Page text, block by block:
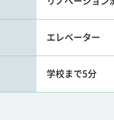
エレベーター
学校まで5分